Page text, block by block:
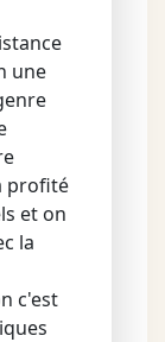
une
profité
et on
la
c'est